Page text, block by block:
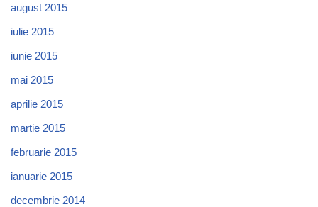
august 2015
iulie 2015
iunie 2015
mai 2015
aprilie 2015
martie 2015
februarie 2015
ianuarie 2015
decembrie 2014